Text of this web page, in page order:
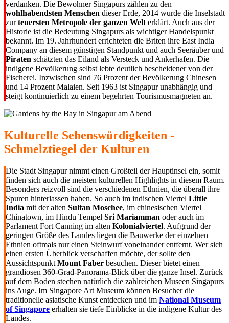
verdanken. Die Bewohner Singapurs zählen zu den
wohlhabendsten Menschen dieser Erde, 2014 wurde die Inselstadt
zurteuersten Metropole der ganzen Welt erklärt. Auch aus der
Historie ist die Bedeutung Singapurs als wichtiger Handelspunkt
bekannt. Im 19. Jahrhundert errichteten die Briten ihre East India
Company an diesem günstigen Standpunkt und auch Seeräuber und
Piraten schätzten das Eiland als Versteck und Ankerhafen. Die
indigene Bevölkerung selbst lebte deutlich bescheidener von der
Fischerei. Inzwischen sind 76 Prozent der Bevölkerung Chinesen
und 14 Prozent Malaien. Seit 1963 ist Singapur unabhängig und
steigt kontinuierlich zu einem begehrten Tourismusmagneten an.
Kulturelle Sehenswürdigkeiten -
Schmelztiegel der Kulturen
Die Stadt Singapur nimmt einen Großteil der Hauptinsel ein, somit
finden sich auch die meisten kulturellen Highlights in diesem Raum.
Besonders reizvoll sind die verschiedenen Ethnien, die überall ihre
Spuren hinterlassen haben. So auch im indischen Viertel Little
India mit der alten Sultan Moschee, im chinesischen Viertel
Chinatown, im Hindu Tempel Sri Mariamman oder auch im
Parlament Fort Canning im alten Kolonialviertel. Aufgrund der
geringen Größe des Landes liegen die Bauwerke der einzelnen
Ethnien oftmals nur einen Steinwurf voneinander entfernt. Wer sich
einen ersten Überblick verschaffen möchte, der sollte den
Aussichtspunkt Mount Faber besuchen. Dieser bietet einen
grandiosen 360-Grad-Panorama-Blick über die ganze Insel. Zurück
auf dem Boden stechen natürlich die zahlreichen Museen Singapurs
ins Auge. Im Singapore Art Museum können Besucher die
traditionelle asiatische Kunst entdecken und im National Museum
of Singapore erhalten sie tiefe Einblicke in die indigene Kultur des
Landes.